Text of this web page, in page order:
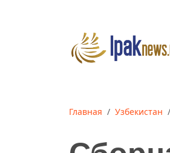
Главная Узбекистан